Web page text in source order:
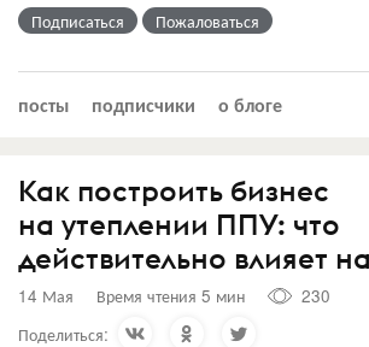
Подписаться Пожаловаться
посты подписчики о блоге
Как построить бизнес
на утеплении ППУ: что
действительно влияет
14 Мая Время чтения 5 мин
230
Поделиться: